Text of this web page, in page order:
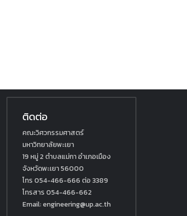
ติดต่อ
คณะวิศวกรรมศาสตร์
มหาวิทยาลัยพะเยา
19 หมู่ 2 ตำบลแม่กา อำเภอเมือง
จังหวัดพะเยา 56000
โทร 054-466-666 ต่อ 3389
โทรสาร 054-466-662
Email: engineering@up.ac.th